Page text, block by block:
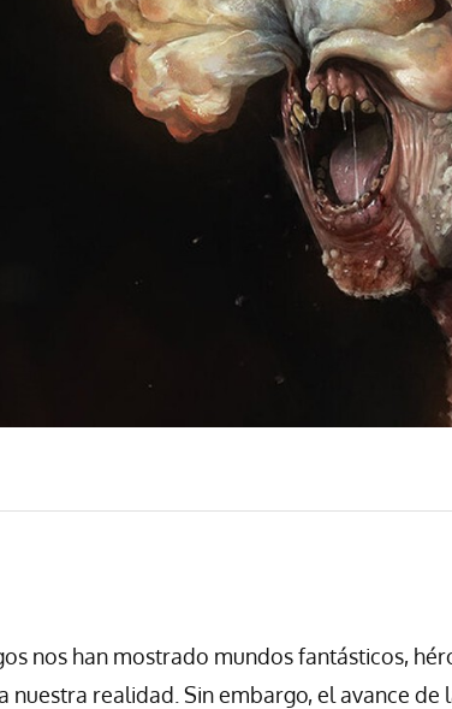
nos han mostrado mundos fantásticos,
nuestra realidad. Sin embargo, el avance de